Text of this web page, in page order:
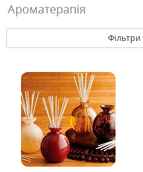
Ароматерапія
Фільтри